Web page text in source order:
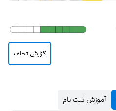
گزارش تخلف
آموزش ثبت نام